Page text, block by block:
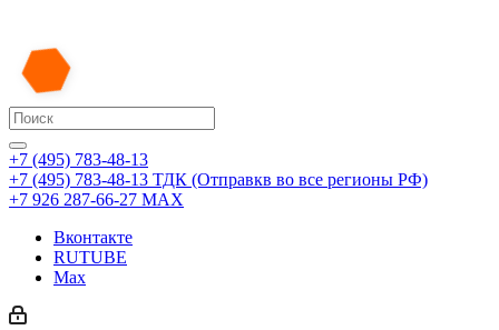
+7 (495) 783-48-13
+7 (495) 783-48-13 ТДК (Отправкв во все регионы РФ)
+7 926 287-66-27 МАХ
Вконтакте
RUTUBE
Max